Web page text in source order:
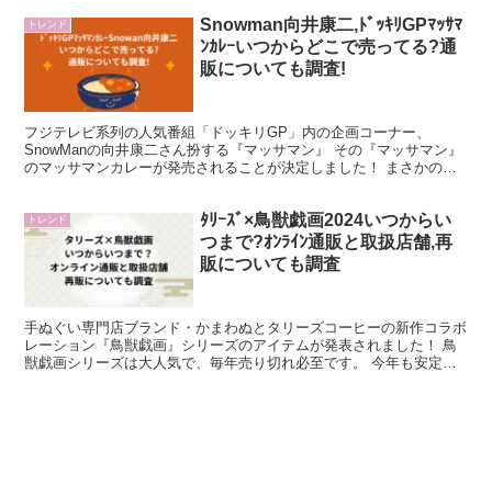
トレンド
Snowman向井康二,ﾄﾞｯｷﾘGPﾏｯｻﾏ
ﾝｶﾚｰいつからどこで売ってる?通
販についても調査!
フジテレビ系列の人気番組「ドッキリGP」内の企画コーナー、
SnowManの向井康二さん扮する『マッサマン』 その『マッサマン』
のマッサマンカレーが発売されることが決定しました！ まさかの商
トレンド
ﾀﾘｰｽﾞ×鳥獣戯画2024いつからい
つまで?ｵﾝﾗｲﾝ通販と取扱店舗,再
販についても調査
手ぬぐい専門店ブランド・かまわぬとタリーズコーヒーの新作コラボ
レーション『鳥獣戯画』シリーズのアイテムが発表されました！ 鳥
獣戯画シリーズは大人気で、毎年売り切れ必至です。 今年も安定の